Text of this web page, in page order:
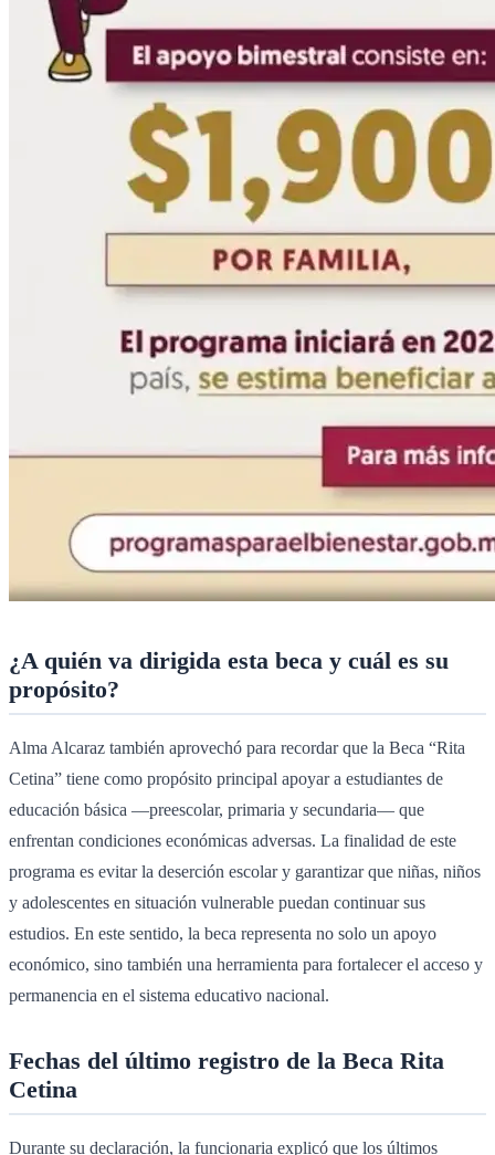
¿A quién va dirigida esta beca y cuál es su
propósito?
Alma Alcaraz también aprovechó para recordar que la Beca “Rita
Cetina” tiene como propósito principal apoyar a estudiantes de
educación básica —preescolar, primaria y secundaria— que
enfrentan condiciones económicas adversas. La finalidad de este
programa es evitar la deserción escolar y garantizar que niñas, niños
y adolescentes en situación vulnerable puedan continuar sus
estudios. En este sentido, la beca representa no solo un apoyo
económico, sino también una herramienta para fortalecer el acceso y
permanencia en el sistema educativo nacional.
Fechas del último registro de la Beca Rita
Cetina
Durante su declaración, la funcionaria explicó que los últimos